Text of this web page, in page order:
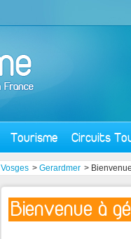
Tourisme Circuits
Vosges > Gerardmer >
Bienvenue à